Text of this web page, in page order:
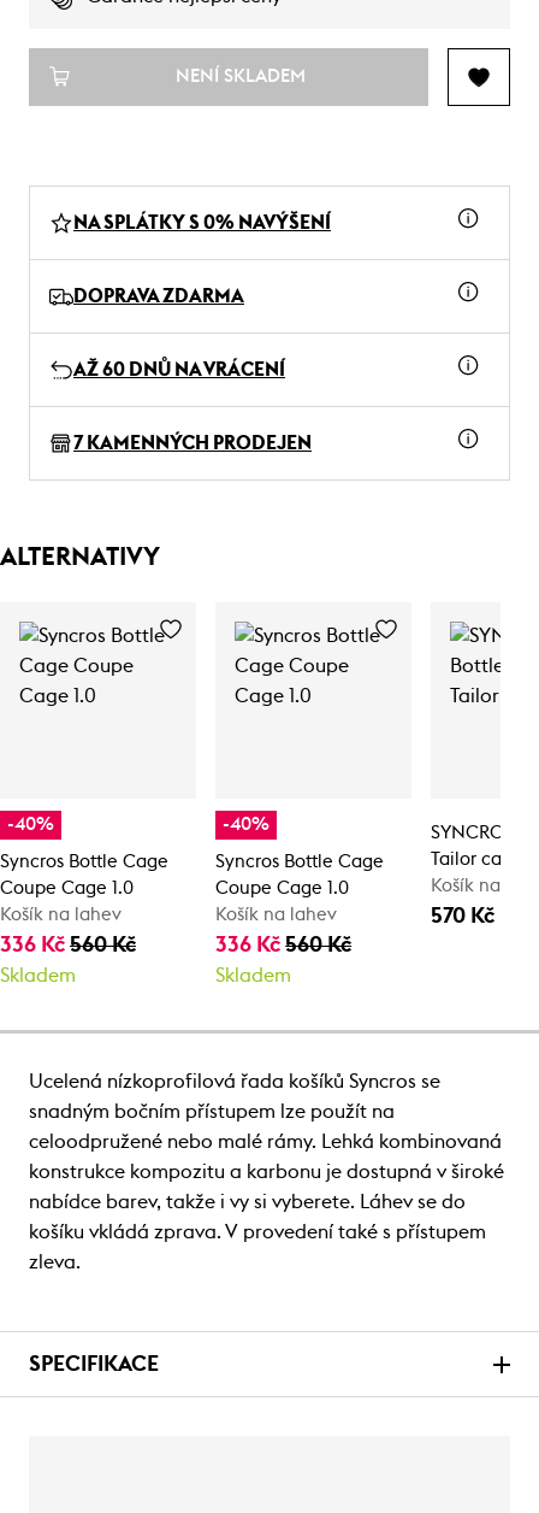
NENÍ SKLADEM
NA SPLÁTKY S 0% NAVÝŠENÍ
DOPRAVA ZDARMA
AŽ 60 DNŮ NA VRÁCENÍ
7 KAMENNÝCH PRODEJEN
ALTERNATIVY
-40%
Syncros Bottle Cage
Coupe Cage 1.0
Košík na lahev
336 Kč 560 Kč
Skladem
-40%
Syncros Bottle Cage
Coupe Cage 1.0
Košík na lahev
336 Kč560 Kč
Skladem
SYNCROS
Tailor cage
Košík na
570 Kč
Ucelená nízkoprofilová řada košíků Syncros se
snadným bočním přístupem lze použít na
celoodpružené nebo malé rámy. Lehká kombinovaná
konstrukce kompozitu a karbonu je dostupná v široké
nabídce barev, takže i vy si vyberete. Láhev se do
košíku vkládá zprava. V provedení také s přístupem
zleva.
SPECIFIKACE